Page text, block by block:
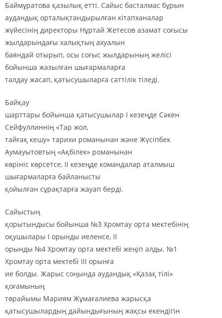
Баймұратова қазылық етті. Сайыс басталмас бұрын
аудандық орталықтандырылған кітапханалар
жүйесінің директоры Нұртай Жетесов азамат соғысы
жылдарындағы халықтың ахуалын
баяндай отырып, осы соғыс жылдарының желісі
бойынша жазылған шығармаларға
талдау жасап, қатысушыларға сәттілік тіледі.
Байқау
шарттары бойынша қатысушылар І кезеңде Сәкен
Сейфуллиннің «Тар жол,
тайғақ кешу» тарихи романынан және Жүсіпбек
Аумауытовтың «Ақбілек» романынан
көрініс көрсетсе, ІІ кезеңде командалар аталмыш
шығармаларға байланысты
қойылған сұрақтарға жауап берді.
Сайыстың
қорытындысы бойынша №3 Хромтау орта мектебінің
оқушылары І орынды иеленсе, ІІ
орынды №4 Хромтау орта мектебі жеңіп алды. №1
Хромтау орта мектебі ІІІ орынға
ие болды. Жарыс соңында аудандық «Қазақ тілі»
қоғамының
төрайымы Мариям Жұмағалиева жарысқа
қатысушылардың дайындығының жақсы екендігін